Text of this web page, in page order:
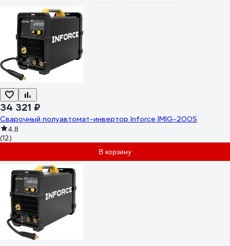
34 321 ₽
Сварочный полуавтомат-инвертор Inforce IMIG-200S
4.8
(12)
В корзину